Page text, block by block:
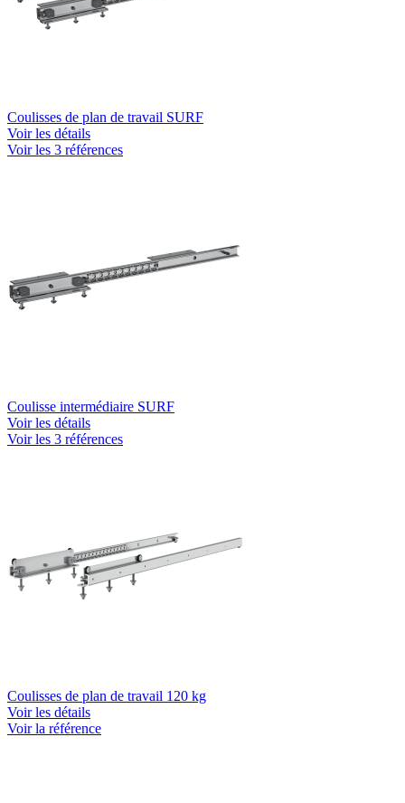
Coulisses de plan de travail SURF
Voir les détails
Voir les 3 références
Coulisse intermédiaire SURF
Voir les détails
Voir les 3 références
Coulisses de plan de travail 120 kg
Voir les détails
Voir la référence